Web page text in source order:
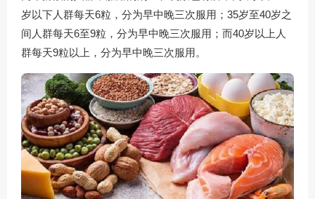
岁以下人群每天6粒，分为早中晚三次服用；35岁至40岁之
间人群每天6至9粒，分为早中晚三次服用；而40岁以上人
群每天9粒以上，分为早中晚三次服用。